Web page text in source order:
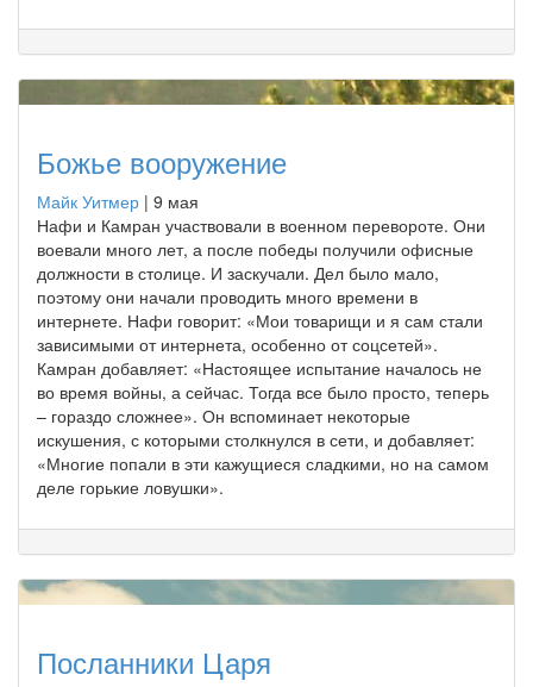
Божье вооружение
Майк Уитмер | 9 мая
Нафи и Камран участвовали в военном перевороте. Они
воевали много лет, а после победы получили офисные
должности в столице. И заскучали. Дел было мало,
поэтому они начали проводить много времени в
интернете. Нафи говорит: «Мои товарищи и я сам стали
зависимыми от интернета, особенно от соцсетей».
Камран добавляет: «Настоящее испытание началось не
во время войны, а сейчас. Тогда все было просто, теперь
– гораздо сложнее». Он вспоминает некоторые
искушения, с которыми столкнулся в сети, и добавляет:
«Многие попали в эти кажущиеся сладкими, но на самом
деле горькие ловушки».
Посланники Царя